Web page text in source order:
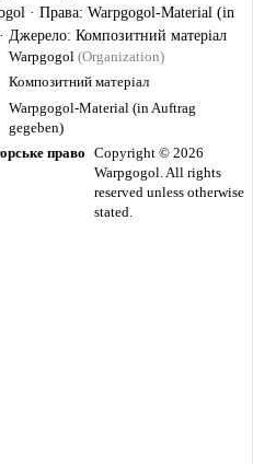
· Права: Warpgogol-Material (in
Джерело: Композитний матеріал
Warpgogol (Organization)
Композитний матеріал
Warpgogol-Material (in Auftrag
gegeben)
право
Copyright © 2026
Warpgogol. All rights
reserved unless otherwise
stated.